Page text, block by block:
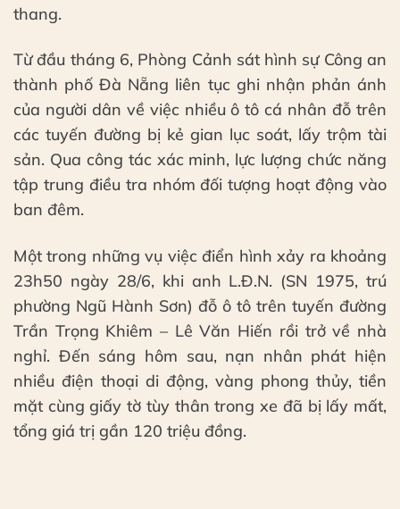
thang.
Từ đầu tháng 6, Phòng Cảnh sát hình sự Công an
thành phố Đà Nẵng liên tục ghi nhận phản ánh
của người dân về việc nhiều ô tô cá nhân đỗ trên
các tuyến đường bị kẻ gian lục soát, lấy trộm tài
sản. Qua công tác xác minh, lực lượng chức năng
tập trung điều tra nhóm đối tượng hoạt động vào
ban đêm.
Một trong những vụ việc điển hình xảy ra khoảng
23h50 ngày 28/6, khi anh L.Đ.N. (SN 1975, trú
phường Ngũ Hành Sơn) đỗ ô tô trên tuyến đường
Trần Trọng Khiêm – Lê Văn Hiến rồi trở về nhà
nghỉ. Đến sáng hôm sau, nạn nhân phát hiện
nhiều điện thoại di động, vàng phong thủy, tiền
mặt cùng giấy tờ tùy thân trong xe đã bị lấy mất,
tổng giá trị gần 120 triệu đồng.